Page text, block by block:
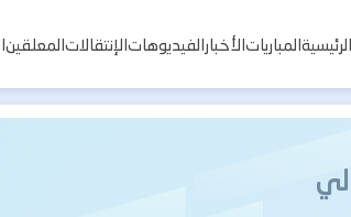
الرئيسيةالمبارياتالأخبارالفيديوهاتالإنتقالاتالمعلقين